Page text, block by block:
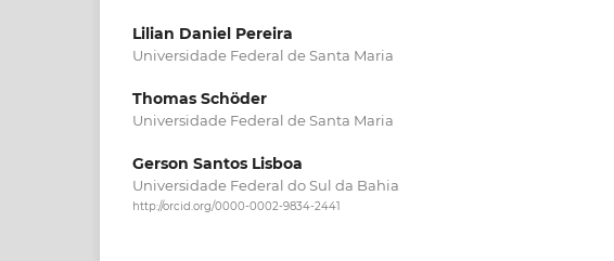
Lilian Daniel Pereira
Universidade Federal de Santa Maria
Thomas Schöder
Universidade Federal de Santa Maria
Gerson Santos Lisboa
Universidade Federal do Sul da Bahia
http://orcid.org/0000-0002-9834-2441